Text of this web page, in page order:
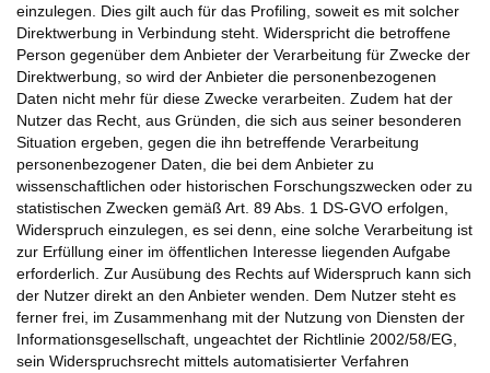
einzulegen. Dies gilt auch für das Profiling, soweit es mit solcher
Direktwerbung in Verbindung steht. Widerspricht die betroffene
Person gegenüber dem Anbieter der Verarbeitung für Zwecke der
Direktwerbung, so wird der Anbieter die personenbezogenen
Daten nicht mehr für diese Zwecke verarbeiten. Zudem hat der
Nutzer das Recht, aus Gründen, die sich aus seiner besonderen
Situation ergeben, gegen die ihn betreffende Verarbeitung
personenbezogener Daten, die bei dem Anbieter zu
wissenschaftlichen oder historischen Forschungszwecken oder zu
statistischen Zwecken gemäß Art. 89 Abs. 1 DS-GVO erfolgen,
Widerspruch einzulegen, es sei denn, eine solche Verarbeitung ist
zur Erfüllung einer im öffentlichen Interesse liegenden Aufgabe
erforderlich. Zur Ausübung des Rechts auf Widerspruch kann sich
der Nutzer direkt an den Anbieter wenden. Dem Nutzer steht es
ferner frei, im Zusammenhang mit der Nutzung von Diensten der
Informationsgesellschaft, ungeachtet der Richtlinie 2002/58/EG,
sein Widerspruchsrecht mittels automatisierter Verfahren